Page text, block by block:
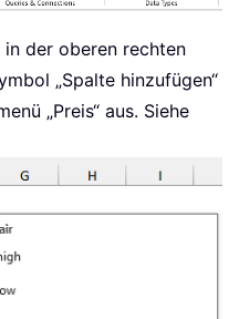
in der oberen rechten
„Spalte hinzufügen“
„Preis“ aus. Siehe